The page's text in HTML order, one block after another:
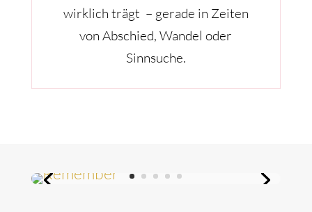
wirklich trägt – gerade in Zeiten
von Abschied, Wandel oder
Sinnsuche.